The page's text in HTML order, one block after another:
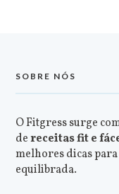
SOBRE NÓS
O Fitgress surge
dereceitas fit e
melhores dicas
equilibrada.